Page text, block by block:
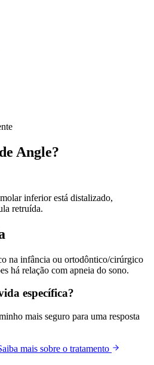
Angle?
inferior está distalizado,
retruída.
na infância ou ortodôntico/cirúrgico
há relação com apneia do sono.
específica?
mais seguro para uma resposta
mais sobre o tratamento